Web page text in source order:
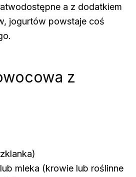
a z dodatkiem
jogurtów powstaje coś
z
mleka (krowie lub roślinne